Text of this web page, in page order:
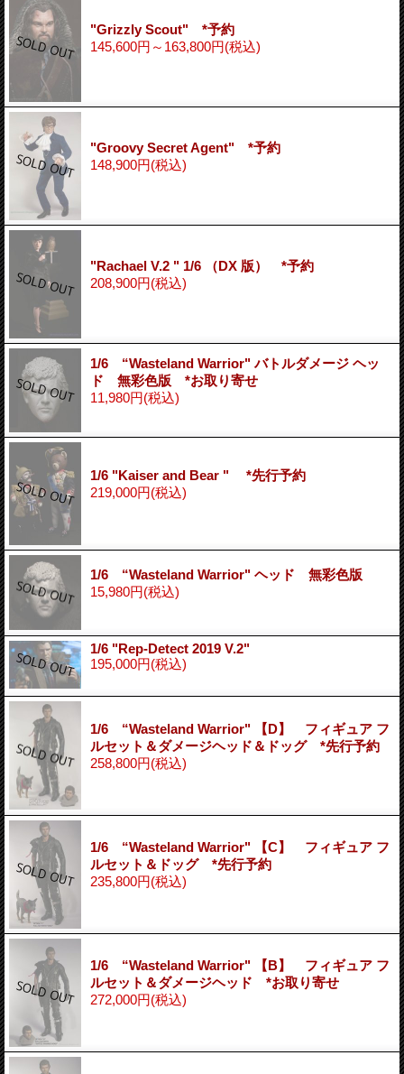
"Grizzly Scout" *予約
145,600円～163,800円(税込)
"Groovy Secret Agent" *予約
148,900円(税込)
"Rachael V.2 " 1/6 （DX 版） *予約
208,900円(税込)
1/6 “Wasteland Warrior" バトルダメージ ヘッ
ド 無彩色版 *お取り寄せ
11,980円(税込)
1/6 "Kaiser and Bear " *先行予約
219,000円(税込)
1/6 “Wasteland Warrior" ヘッド 無彩色版
15,980円(税込)
1/6 "Rep-Detect 2019 V.2"
195,000円(税込)
1/6 “Wasteland Warrior" 【D】 フィギュア フ
ルセット＆ダメージヘッド＆ドッグ *先行予約
258,800円(税込)
1/6 “Wasteland Warrior" 【C】 フィギュア フ
ルセット＆ドッグ *先行予約
235,800円(税込)
1/6 “Wasteland Warrior" 【B】 フィギュア フ
ルセット＆ダメージヘッド *お取り寄せ
272,000円(税込)